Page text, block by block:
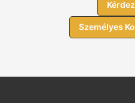
Személyes